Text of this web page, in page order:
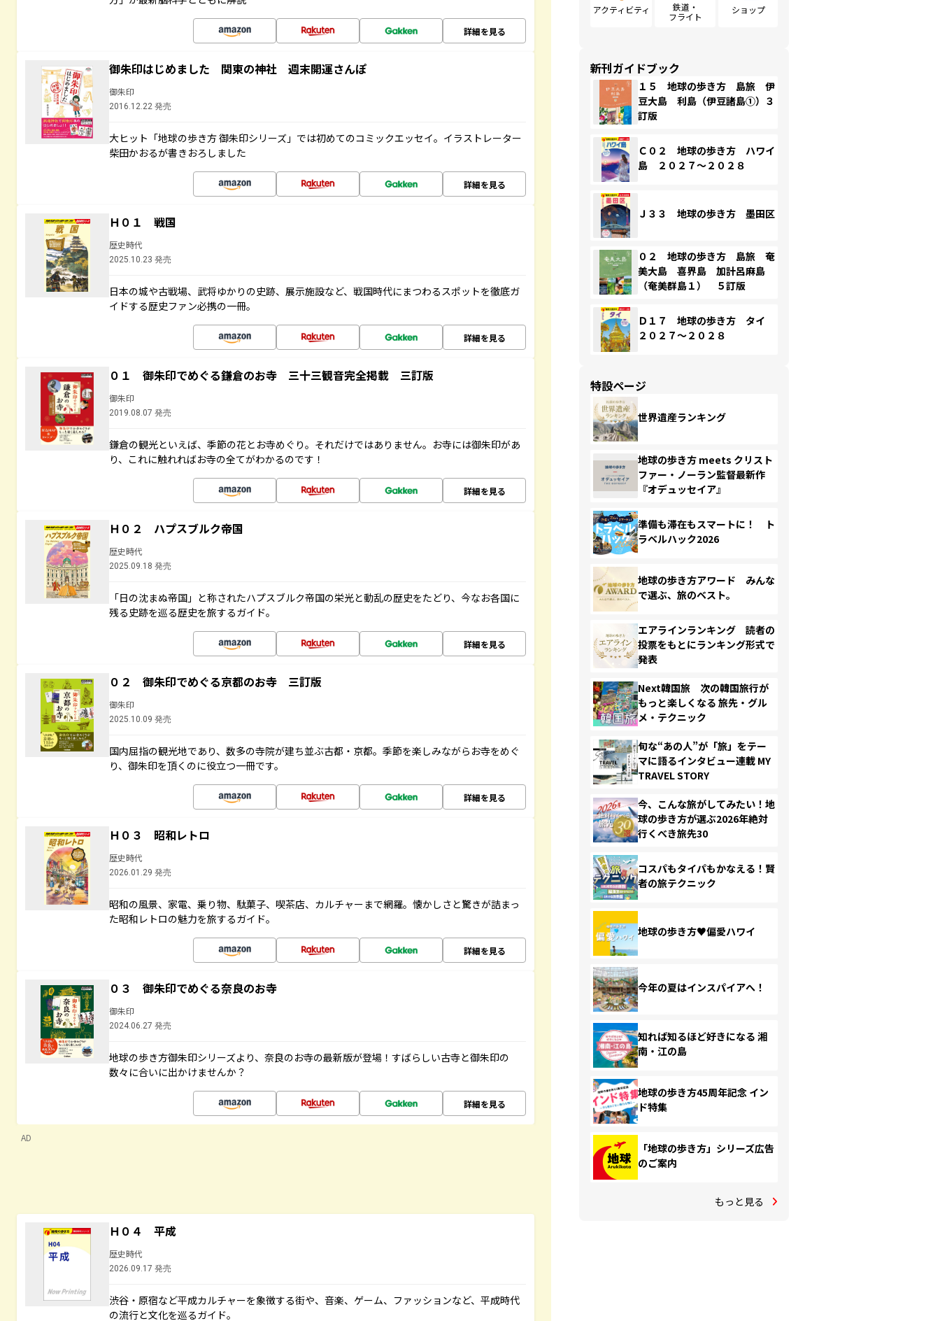
詳細を見る
御朱印はじめました 関東の神社 週末開運さんぽ
御朱印
2016.12.22 発売
大ヒット「地球の歩き方 御朱印シリーズ」では初めてのコミックエッセイ。イラストレーター
柴田かおるが書きおろしました
詳細を見る
Ｈ０１ 戦国
歴史時代
2025.10.23 発売
日本の城や古戦場、武将ゆかりの史跡、展示施設など、戦国時代にまつわるスポットを徹底ガ
イドする歴史ファン必携の一冊。
詳細を見る
０１ 御朱印でめぐる鎌倉のお寺 三十三観音完全掲載 三訂版
御朱印
2019.08.07 発売
鎌倉の観光といえば、季節の花とお寺めぐり。それだけではありません。お寺には御朱印があ
り、これに触れればお寺の全てがわかるのです！
詳細を見る
Ｈ０２ ハプスブルク帝国
歴史時代
2025.09.18 発売
「日の沈まぬ帝国」と称されたハプスブルク帝国の栄光と動乱の歴史をたどり、今なお各国に
残る史跡を巡る歴史を旅するガイド。
詳細を見る
０２ 御朱印でめぐる京都のお寺 三訂版
御朱印
2025.10.09 発売
国内屈指の観光地であり、数多の寺院が建ち並ぶ古都・京都。季節を楽しみながらお寺をめぐ
り、御朱印を頂くのに役立つ一冊です。
詳細を見る
Ｈ０３ 昭和レトロ
歴史時代
2026.01.29 発売
昭和の風景、家電、乗り物、駄菓子、喫茶店、カルチャーまで網羅。懐かしさと驚きが詰まっ
た昭和レトロの魅力を旅するガイド。
詳細を見る
０３ 御朱印でめぐる奈良のお寺
御朱印
2024.06.27 発売
地球の歩き方御朱印シリーズより、奈良のお寺の最新版が登場！すばらしい古寺と御朱印の
数々に合いに出かけませんか？
詳細を見る
AD
Ｈ０４ 平成
歴史時代
2026.09.17 発売
渋谷・原宿など平成カルチャーを象徴する街や、音楽、ゲーム、ファッションなど、平成時代
の流行と文化を巡るガイド。
アクティビティ
鉄道・
フライト
ショップ
新刊ガイドブック
１５ 地球の歩き方 島旅 伊
豆大島 利島（伊豆諸島①）３
訂版
Ｃ０２ 地球の歩き方 ハワイ
島 ２０２７～２０２８
Ｊ３３ 地球の歩き方 墨田区
０２ 地球の歩き方 島旅 奄
美大島 喜界島 加計呂麻島
（奄美群島１） ５訂版
Ｄ１７ 地球の歩き方 タイ
２０２７～２０２８
特設ページ
世界遺産ランキング
地球の歩き方 meets クリスト
ファー・ノーラン監督最新作
『オデュッセイア』
準備も滞在もスマートに！ ト
ラベルハック2026
地球の歩き方アワード みんな
で選ぶ、旅のベスト。
エアラインランキング 読者の
投票をもとにランキング形式で
発表
Next韓国旅 次の韓国旅行が
もっと楽しくなる 旅先・グル
メ・テクニック
旬な“あの人”が「旅」をテー
マに語るインタビュー連載 MY
TRAVEL STORY
今、こんな旅がしてみたい！地
球の歩き方が選ぶ2026年絶対
行くべき旅先30
コスパもタイパもかなえる！賢
者の旅テクニック
地球の歩き方♥偏愛ハワイ
今年の夏はインスパイアへ！
知れば知るほど好きになる 湘
南・江の島
地球の歩き方45周年記念 イン
ド特集
「地球の歩き方」シリーズ広告
のご案内
もっと見る